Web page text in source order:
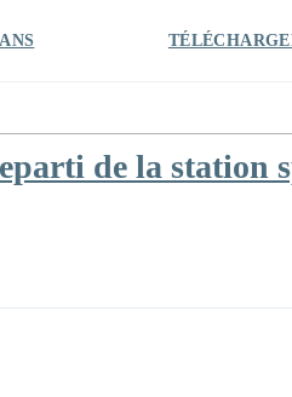
de la station